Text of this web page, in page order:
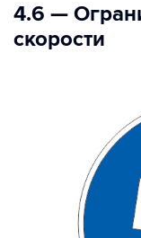
4.6 —
скорости